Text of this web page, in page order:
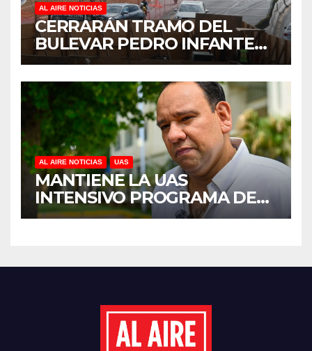
AL AIRE NOTICIAS
CERRARÁN TRAMO DEL
BULEVAR PEDRO INFANTE
PARA ACELERAR OBRAS
ANTES DEL REGRESO A
CLASES
AL AIRE NOTICIAS UAS
MANTIENE LA UAS
INTENSIVO PROGRAMA DE
MANTENIMIENTO Y
DEL CICLO ESCOLAR 2026-